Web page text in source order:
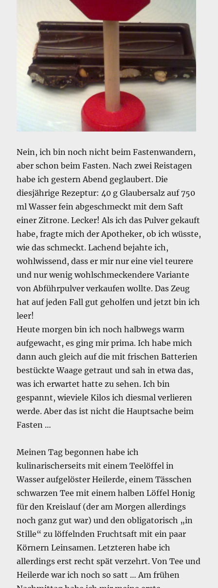
Nein, ich bin noch nicht beim Fastenwandern,
aber schon beim Fasten. Nach zwei Reistagen
habe ich gestern Abend geglaubert. Die
diesjährige Rezeptur: 40 g Glaubersalz auf 750
ml Wasser fein abgeschmeckt mit dem Saft
einer Zitrone. Lecker! Als ich das Pulver gekauft
habe, fragte mich der Apotheker, ob ich wüsste,
wie das schmeckt. Lachend bejahte ich,
wohlwissend, dass er mir nur eine viel teurere
und nur wenig wohlschmeckendere Variante
von Abführpulver verkaufen wollte. Das Zeug
hat auf jeden Fall gut geholfen und jetzt bin ich
leer!
Heute morgen bin ich noch halbwegs warm
aufgewacht, es ging mir prima. Ich habe mich
dann auch gleich auf die mit frischen Batterien
bestückte Waage getraut und sah in etwa das,
was ich erwartet hatte zu sehen. Ich bin
gespannt, wieviele Kilos ich diesmal verlieren
werde. Aber das ist nicht die Hauptsache beim
Fasten …
Meinen Tag begonnen habe ich
kulinarischerseits mit einem Teelöffel in
Wasser aufgelöster Heilerde, einem Tässchen
schwarzen Tee mit einem halben Löffel Honig
für den Kreislauf (der am Morgen allerdings
noch ganz gut war) und den obligatorisch „in
Stille“ zu löffelnden Fruchtsaft mit ein paar
Körnern Leinsamen. Letzteren habe ich
allerdings erst recht spät verzehrt. Von Tee und
Heilerde war ich noch so satt … Am frühen